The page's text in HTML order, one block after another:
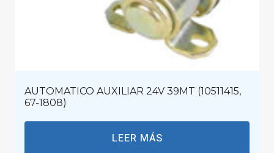
AUTOMATICO AUXILIAR 24V 39MT (10511415,
67-1808)
LEER MÁS